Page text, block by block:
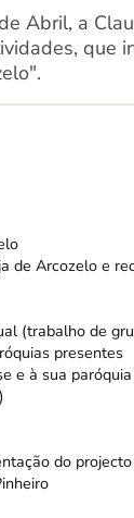
Abril, a
que
de Arcozelo e
(trabalho de
presentes
e à sua
do projecto